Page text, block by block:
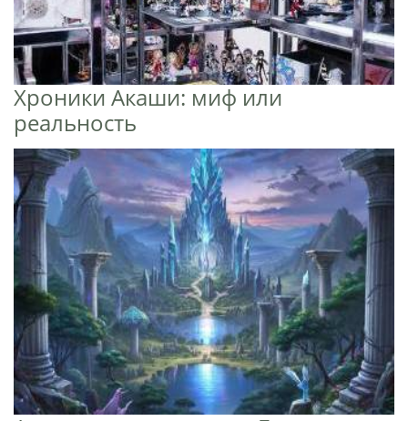
Хроники Акаши: миф или
реальность